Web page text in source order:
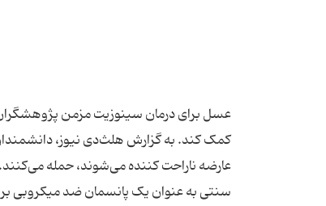
عسل برای درمان سینوزیت مزمن
کمک کند. به گزارش هلث‌دی نیوز،
عارضه ناراحت کننده می‌شوند، حمله
سنتی به عنوان یک پانسمان ضد میکروبی